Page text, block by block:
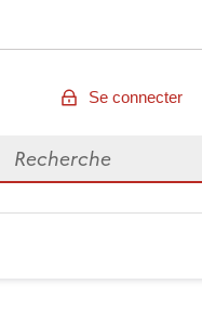
Se connecter
Rechercher des données